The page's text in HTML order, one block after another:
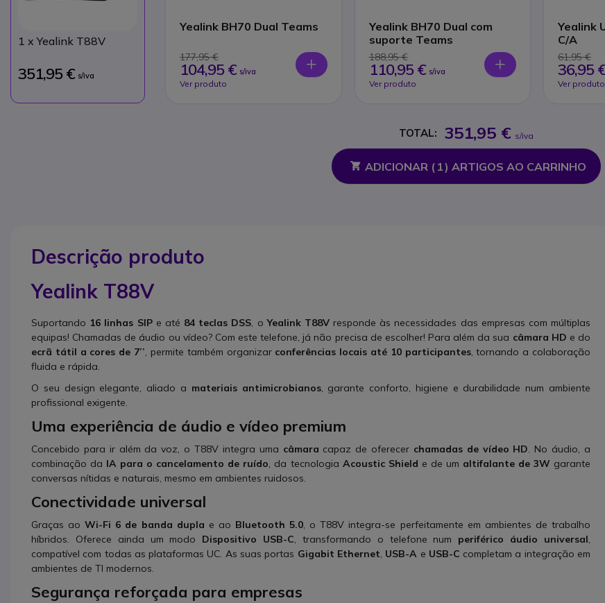
1 x Yealink T88V
351,95 € s/iva
Yealink BH70 Dual Teams
177,95 €
104,95 € s/iva
Ver produto
Yealink BH70 Dual com
suporte Teams
188,95 €
110,95 € s/iva
Ver produto
Yealink
C/A
61,95 €
36,95
Ver produto
TOTAL: 351,95 € s/iva
ADICIONAR ( 1) ARTIGOS AO CARRINHO
Descrição produto
Yealink T88V
Suportando 16 linhas SIPe até 84 teclas DSS, oYealink T88Vresponde às necessidades das empresas com múltiplas
equipas! Chamadas de áudio ou vídeo? Com este telefone, já não precisa de escolher! Para além da sua câmara HD e do
ecrã tátil a cores de 7’’, permite também organizar conferências locais até 10 participantes, tornando a colaboração
fluida e rápida.
O seu design elegante, aliado a materiais antimicrobianos, garante conforto, higiene e durabilidade num ambiente
profissional exigente.
Uma experiência de áudio e vídeo premium
Concebido para ir além da voz, o T88V integra uma câmara capaz de oferecer chamadas de vídeo HD. No áudio, a
combinação da IA para o cancelamento de ruído, da tecnologia Acoustic Shield e de um altifalante de 3W garante
conversas nítidas e naturais, mesmo em ambientes ruidosos.
Conectividade universal
Graças aoWi-Fi 6 de banda dupla e ao Bluetooth 5.0, o T88V integra-se perfeitamente em ambientes de trabalho
híbridos. Oferece ainda um modo Dispositivo USB-C, transformando o telefone num periférico áudio universal,
compatível com todas as plataformas UC. As suas portas Gigabit Ethernet, USB-A e USB-C completam a integração em
ambientes de TI modernos.
Segurança reforçada para empresas